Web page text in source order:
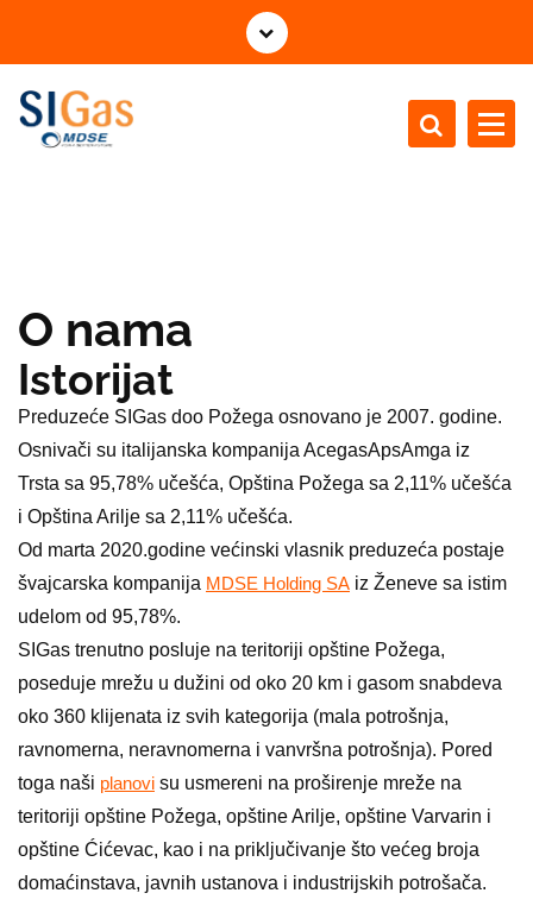
o
O nama
Istorijat
Preduzeće SIGas doo Požega osnovano je 2007. godine.
Osnivači su italijanska kompanija AcegasApsAmga iz
Trsta sa 95,78% učešća, Opština Požega sa 2,11% učešća
i Opština Arilje sa 2,11% učešća.
Od marta 2020.godine većinski vlasnik preduzeća postaje
švajcarska kompanija MDSE Holding SA iz Ženeve sa istim
udelom od 95,78%.
SIGas trenutno posluje na teritoriji opštine Požega,
poseduje mrežu u dužini od oko 20 km i gasom snabdeva
oko 360 klijenata iz svih kategorija (mala potrošnja,
ravnomerna, neravnomerna i vanvršna potrošnja). Pored
toga naši planovi su usmereni na proširenje mreže na
teritoriji opštine Požega, opštine Arilje, opštine Varvarin i
opštine Ćićevac, kao i na priključivanje što većeg broja
domaćinstava, javnih ustanova i industrijskih potrošača.